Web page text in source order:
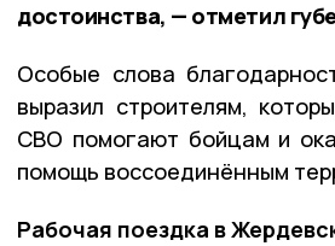
достоинства, — отметил
Особые слова
выразил строителям,
СВО помогают бойцам и
помощь воссоединённым
Рабочая поездка в